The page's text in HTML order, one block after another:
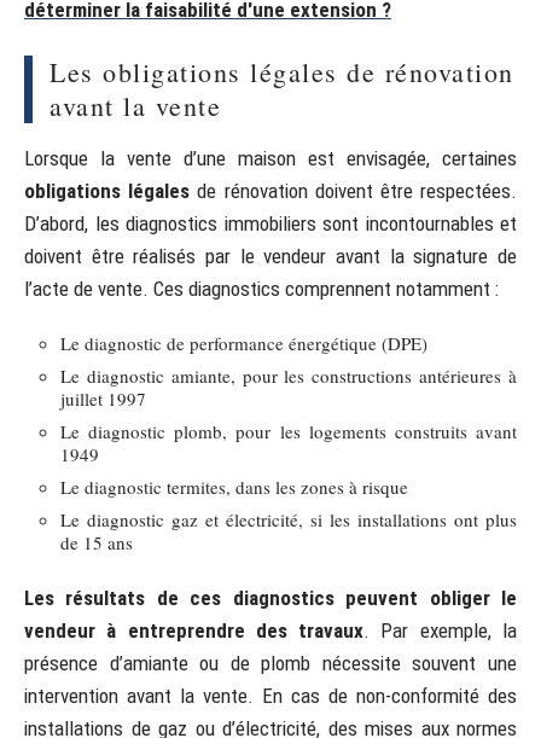
déterminer la faisabilité d'une extension ?
Les obligations légales de rénovation
avant la vente
Lorsque la vente d’une maison est envisagée, certaines
obligations légales de rénovation doivent être respectées.
D’abord, les diagnostics immobiliers sont incontournables et
doivent être réalisés par le vendeur avant la signature de
l’acte de vente. Ces diagnostics comprennent notamment :
Le diagnostic de performance énergétique (DPE)
Le diagnostic amiante, pour les constructions antérieures à
juillet 1997
Le diagnostic plomb, pour les logements construits avant
1949
Le diagnostic termites, dans les zones à risque
Le diagnostic gaz et électricité, si les installations ont plus
de 15 ans
Les résultats de ces diagnostics peuvent obliger le
vendeur à entreprendre des travaux. Par exemple, la
présence d’amiante ou de plomb nécessite souvent une
intervention avant la vente. En cas de non-conformité des
installations de gaz ou d’électricité, des mises aux normes